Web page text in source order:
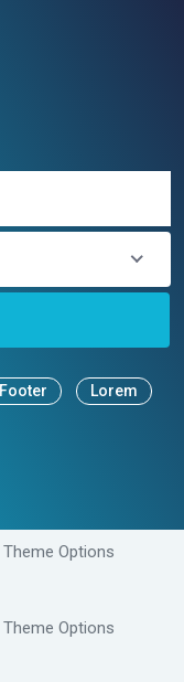
Footer Lorem
Theme Options
Theme Options